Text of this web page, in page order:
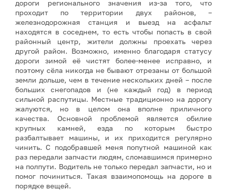
дороги регионального значения из-за того, что
проходит по территории двух районов, –
железнодорожная станция и выезд на асфальт
находятся в соседнем, то есть чтобы попасть в свой
районный центр, жители должны проехать через
другой район. Возможно, именно благодаря статусу
дороги зимой её чистят более-менее исправно, и
поэтому сёла никогда не бывают отрезаны от большой
земли дольше, чем в течение нескольких дней – после
больших снегопадов и (не каждый год) в период
сильной распутицы. Местные традиционно на дорогу
жалуются, но в целом она вполне приличного
качества. Основной проблемой является обилие
крупных камней, езда по которым быстро
разбалтывает машины, и их приходится регулярно
чинить. С подобравшей меня попутной машиной как
раз передали запчасти людям, сломавшимся примерно
на полпути. Водитель не только передал запчасти, но и
помог починиться. Такая взаимопомощь на дороге в
порядке вещей.